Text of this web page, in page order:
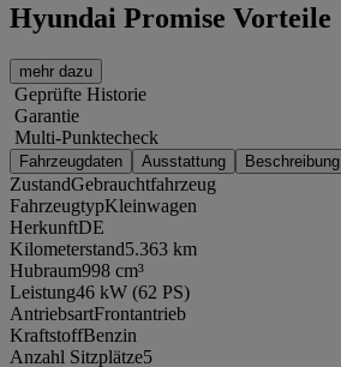
Hyundai Promise Vorteile
mehr dazu
Geprüfte Historie
Garantie
Multi-Punktecheck
Fahrzeugdaten Ausstattung Beschreibung
ZustandGebrauchtfahrzeug
FahrzeugtypKleinwagen
HerkunftDE
Kilometerstand5.363 km
Hubraum998 cm³
Leistung46 kW (62 PS)
AntriebsartFrontantrieb
KraftstoffBenzin
Anzahl Sitzplätze5